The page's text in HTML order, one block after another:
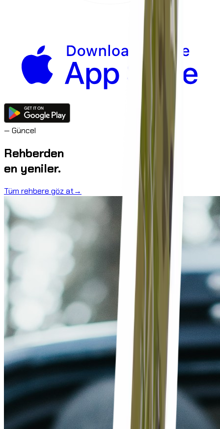
— Güncel
Rehberden
en yeniler.
Tüm rehbere göz at→